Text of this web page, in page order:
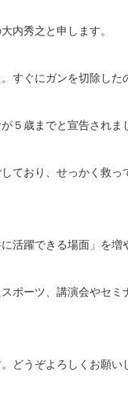
内秀之と申します。
すぐにガンを切除し
５歳までと宣告されま
ており、せっかく救
活躍できる場面」を増
ポーツ、講演会やセ
どうぞよろしくお願い